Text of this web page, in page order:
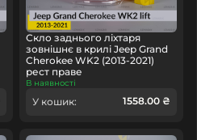
Скло заднього ліхтаря
зовнішнє в крилі Jeep Grand
Cherokee WK2 (2013-2021)
рест праве
В наявності
У кошик: 1558.00 ₴